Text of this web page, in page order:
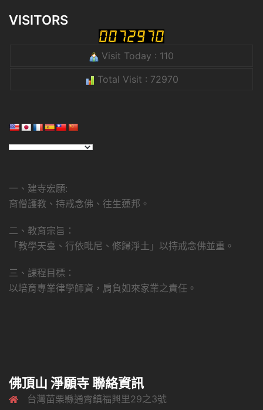
VISITORS
Visit Today : 110
Total Visit : 72970
一、建寺宏願:
育僧護教、持戒念佛、往生蓮邦。
二、教育宗旨：
「教學天臺、行依毗尼、修歸淨土」以持戒念佛並重。
三、課程目標：
以培育專業律學師資，肩負如來家業之責任。
佛頂山 淨願寺 聯絡資訊
台灣苗栗縣通霄鎮福興里29之3號